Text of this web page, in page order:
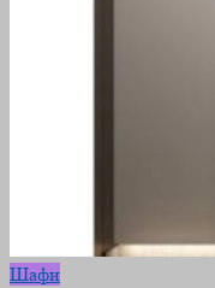
Шафи